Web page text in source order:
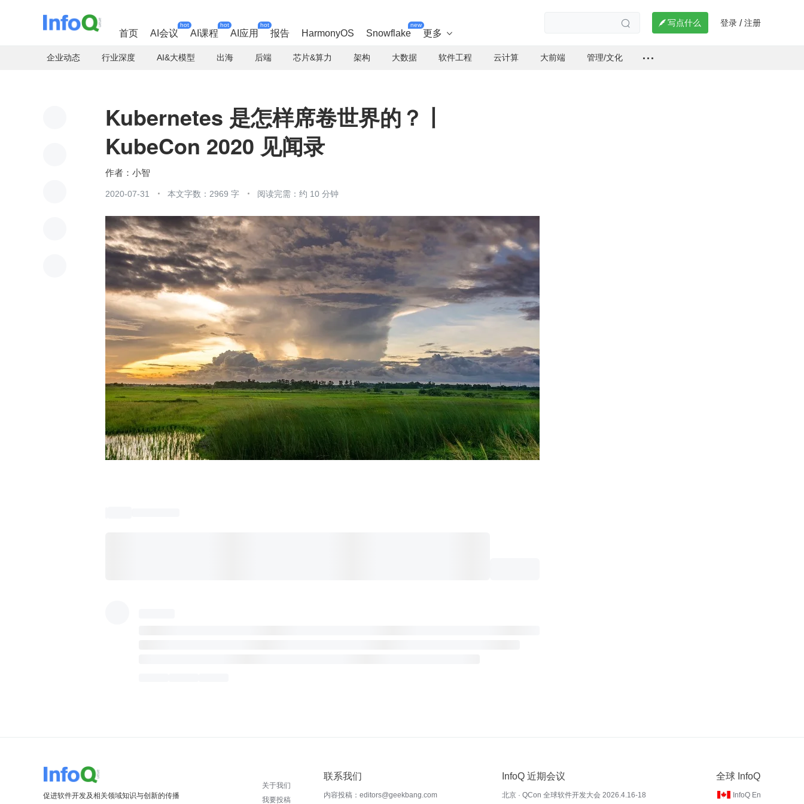
首页 AI会议
hot
AI课程
hot
AI应用
hot
报告 HarmonyOS Snowflake
new
更多 
  写点什么 登录 / 注册
企业动态 行业深度 AI&大模型 出海 后端 芯片&算力 架构 大数据 软件工程 云计算 大前端 管理/文化
Kubernetes 是怎样席卷世界的？丨
KubeCon 2020 见闻录
小智
2020-07-31 本文字数：2969 字 阅读完需：约 10 分钟
促进软件开发及相关领域知识与创新的传播
关于我们
我要投稿
联系我们
内容投稿：editors@geekbang.com
InfoQ 近期会议
北京 · QCon 全球软件开发大会 2026.4.16-18
全球 InfoQ
InfoQ En